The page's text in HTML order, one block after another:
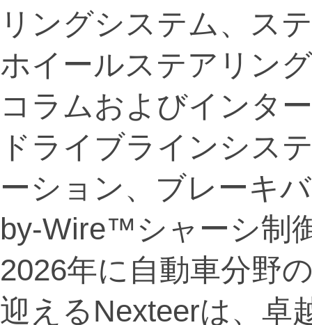
リングシステム、ス
ホイールステアリン
コラムおよびインタ
ドライブラインシス
ーション、ブレーキ
by-Wire™シャーシ制
2026年に自動車分野
迎えるNexteerは、卓